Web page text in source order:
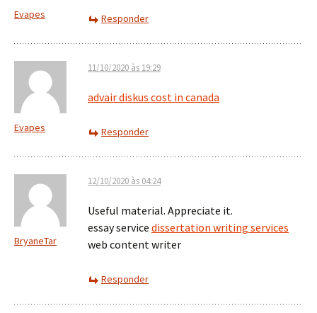
Evapes Responder
Evapes
11/10/2020 às 19:29
advair diskus cost in canada
Responder
BryaneTar
12/10/2020 às 04:24
Useful material. Appreciate it.
essay service dissertation writing services
web content writer
Responder